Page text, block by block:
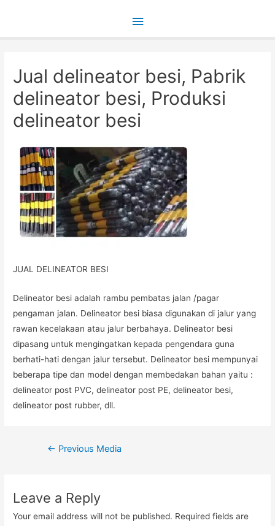
Main
Jual delineator besi, Pabrik
delineator besi, Produksi
delineator besi
JUAL DELINEATOR BESI
Delineator besi adalah rambu pembatas jalan /pagar
pengaman jalan. Delineator besi biasa digunakan di jalur yang
rawan kecelakaan atau jalur berbahaya. Delineator besi
dipasang untuk mengingatkan kepada pengendara guna
berhati-hati dengan jalur tersebut. Delineator besi mempunyai
beberapa tipe dan model dengan membedakan bahan yaitu :
delineator post PVC, delineator post PE, delineator besi,
delineator post rubber, dll.
Post
← Previous Media
Leave a Reply
Your email address will not be published. Required fields are